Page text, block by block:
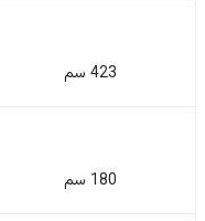
423 سم
180 سم